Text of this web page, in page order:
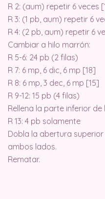
R 2: (aum) repetir 6 veces
R 3: (1 pb, aum) repetir 6
R 4: (2 pb, aum) repetir 6
Cambiar a hilo marrón:
R 5-6: 24 pb (2 filas)
R 7: 6 mp, 6 dic, 6 mp [18]
R 8: 6 mp, 3 dec, 6 mp [15]
R 9-12: 15 pb (4 filas)
Rellena la parte inferior de
R 13: 4 pb solamente
Dobla la abertura
ambos lados.
Rematar.